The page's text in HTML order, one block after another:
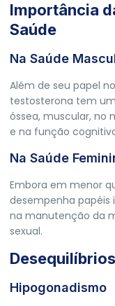
Importância
Saúde
Na Saúde
Além de seu papel
testosterona tem
óssea, muscular, no
e na função
Na Saúde
Embora em menor
desempenha
na manutenção da
sexual.
Hipogonadismo